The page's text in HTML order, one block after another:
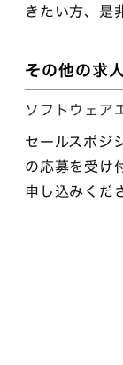
きたい方、是
その他の求
ソフトウェ
セールスポジ
の応募を受け
申し込みくだ